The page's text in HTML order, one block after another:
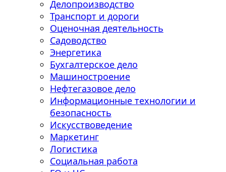
Делопроизводство
Транспорт и дороги
Оценочная деятельность
Садоводство
Энергетика
Бухгалтерское дело
Машиностроение
Нефтегазовое дело
Информационные технологии и
безопасность
Искусствоведение
Маркетинг
Логистика
Социальная работа